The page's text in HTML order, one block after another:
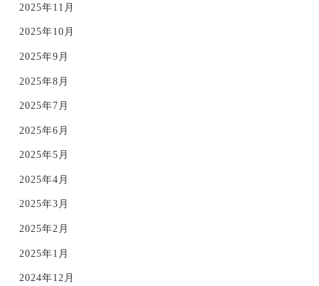
2025年11月
2025年10月
2025年9月
2025年8月
2025年7月
2025年6月
2025年5月
2025年4月
2025年3月
2025年2月
2025年1月
2024年12月